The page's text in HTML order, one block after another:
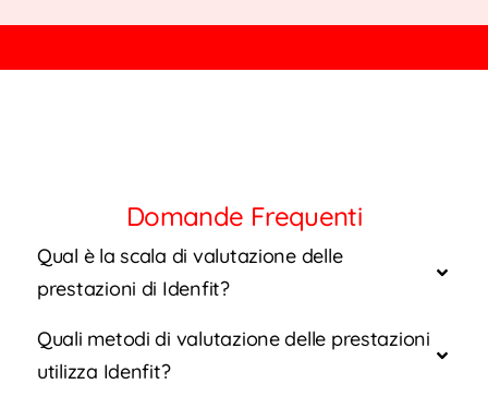
Domande Frequenti
Qual è la scala di valutazione delle
prestazioni di Idenfit?
Quali metodi di valutazione delle prestazioni
utilizza Idenfit?